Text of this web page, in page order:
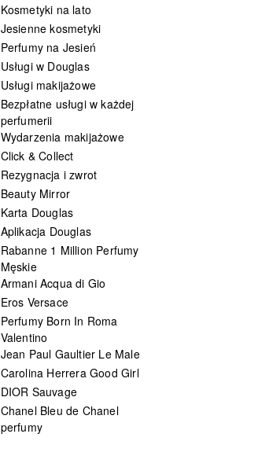
Kosmetyki na lato
Jesienne kosmetyki
Perfumy na Jesień
Usługi w Douglas
Usługi makijażowe
Bezpłatne usługi w każdej
perfumerii
Wydarzenia makijażowe
Click & Collect
Rezygnacja i zwrot
Beauty Mirror
Karta Douglas
Aplikacja Douglas
Rabanne 1 Million Perfumy
Męskie
Armani Acqua di Gio
Eros Versace
Perfumy Born In Roma
Valentino
Jean Paul Gaultier Le Male
Carolina Herrera Good Girl
DIOR Sauvage
Chanel Bleu de Chanel
perfumy